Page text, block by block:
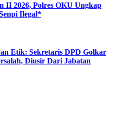
II 2026, Polres OKU Ungkap
Ilegal*
Etik: Sekretaris DPD Golkar
Diusir Dari Jabatan